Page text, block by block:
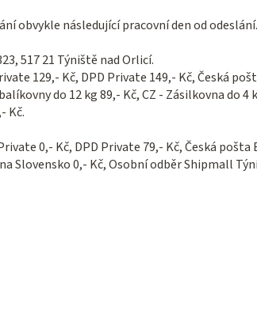
obvykle následující pracovní den od odeslání.
517 21 Týniště nad Orlicí.
129,- Kč, DPD Private 149,- Kč, Česká
do 12 kg 89,- Kč, CZ - Zásilkovna do
Kč.
0,- Kč, DPD Private 79,- Kč, Česká
Slovensko 0,- Kč, Osobní odběr Shipmall